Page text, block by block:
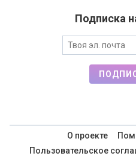
Подписка
О проекте
Пользовательское